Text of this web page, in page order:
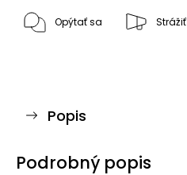
Opýtať sa Strážiť
Popis
Podrobný popis